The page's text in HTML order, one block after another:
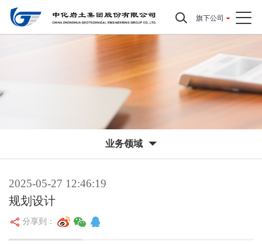
旗下公司
业务领域
2025-05-27 12:46:19
规划设计
分享到：